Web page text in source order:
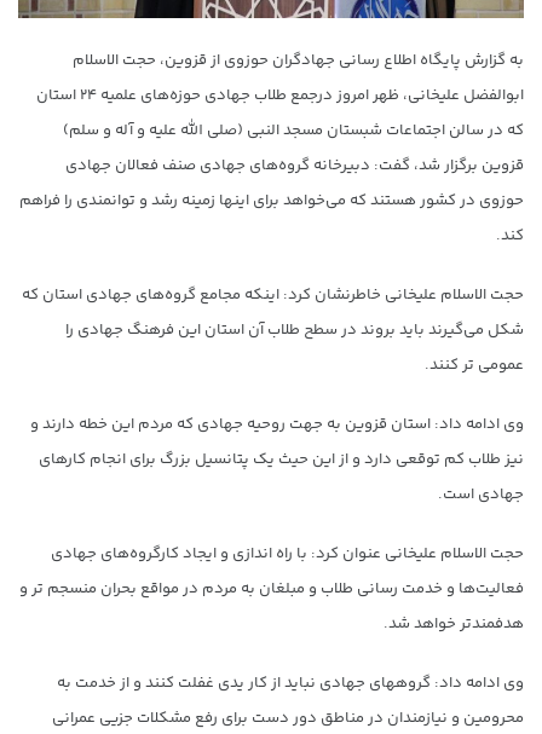
به گزارش پایگاه اطلاع رسانی جهادگران حوزوی از قزوین، حجت الاسلام
ابوالفضل علیخانی، ظهر امروز درجمع طلاب جهادی حوزه‌های علمیه ۲۴ استان
که در سالن اجتماعات شبستان مسجد النبی (صلی الله علیه و آله و سلم)
قزوین برگزار شد، گفت: دبیرخانه گروه‌های جهادی صنف فعالان جهادی
حوزوی در کشور هستند که می‌خواهد برای اینها زمینه رشد و توانمندی را فراهم
کند.
حجت الاسلام علیخانی خاطرنشان کرد: اینکه مجامع گروه‌های جهادی استان که
شکل می‌گیرند باید بروند در سطح طلاب آن استان این فرهنگ جهادی را
عمومی تر کنند.
وی ادامه داد: استان قزوین به جهت روحیه جهادی که مردم این خطه دارند و
نیز طلاب کم توقعی دارد و از این حیث یک پتانسیل بزرگ برای انجام کارهای
جهادی است.
حجت الاسلام علیخانی عنوان کرد: با راه اندازی و ایجاد کارگروه‌های جهادی
فعالیت‌ها و خدمت رسانی طلاب و مبلغان به مردم در مواقع بحران منسجم تر و
هدفمند‌تر خواهد شد.
وی ادامه داد: گروههای جهادی نباید از کار یدی غفلت کنند و از خدمت به
محرومین و نیازمندان در مناطق دور دست برای رفع مشکلات جزیی عمرانی